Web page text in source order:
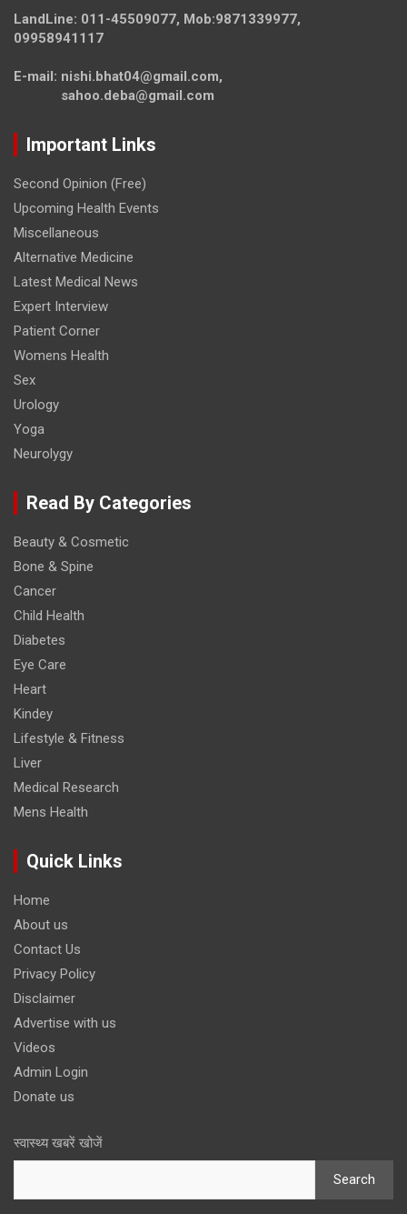
LandLine: 011-45509077, Mob:9871339977,
09958941117
E-mail: nishi.bhat04@gmail.com,
sahoo.deba@gmail.com
Important Links
Second Opinion (Free)
Upcoming Health Events
Miscellaneous
Alternative Medicine
Latest Medical News
Expert Interview
Patient Corner
Womens Health
Sex
Urology
Yoga
Neurolygy
Read By Categories
Beauty & Cosmetic
Bone & Spine
Cancer
Child Health
Diabetes
Eye Care
Heart
Kindey
Lifestyle & Fitness
Liver
Medical Research
Mens Health
Quick Links
Home
About us
Contact Us
Privacy Policy
Disclaimer
Advertise with us
Videos
Admin Login
Donate us
स्वास्थ्य खबरें खोजें
Search